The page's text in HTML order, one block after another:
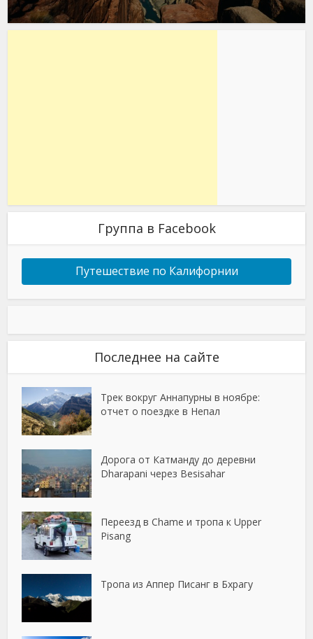
Группа в Facebook
Путешествие по Калифорнии
Последнее на сайте
Трек вокруг Аннапурны в ноябре:
отчет о поездке в Непал
Дорога от Катманду до деревни
Dharapani через Besisahar
Переезд в Chame и тропа к Upper
Pisang
Тропа из Аппер Писанг в Бхрагу